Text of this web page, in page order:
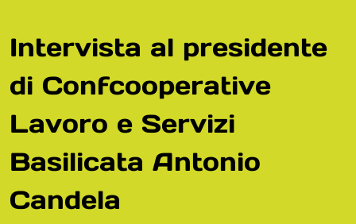
Intervista al presidente
di Confcooperative
Lavoro e Servizi
Basilicata Antonio
Candela